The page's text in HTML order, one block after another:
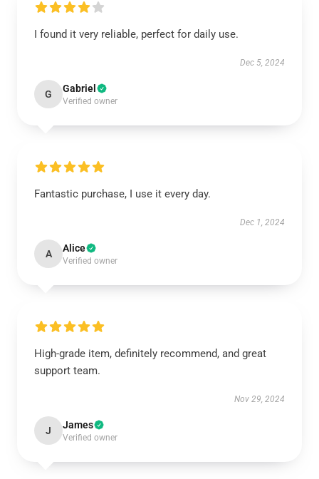
I found it very reliable, perfect for daily use.
Dec 5, 2024
G Gabriel
Verified owner
Fantastic purchase, I use it every day.
Dec 1, 2024
A Alice
Verified owner
High-grade item, definitely recommend, and great
support team.
Nov 29, 2024
J James
Verified owner